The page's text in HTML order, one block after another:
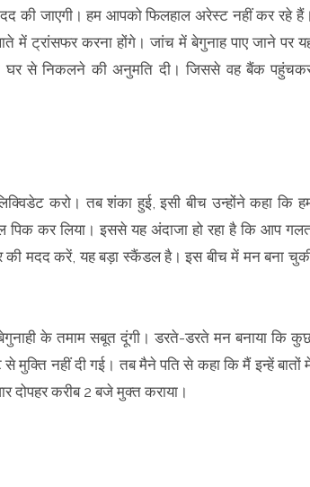
की जाएगी। हम आपको फिलहाल अरेस्ट नहीं कर रहे हैं।
में ट्रांसफर करना होंगे। जांच में बेगुनाह पाए जाने पर
घर से निकलने की अनुमति दी। जिससे वह बैंक
करो। तब शंका हुई, इसी बीच उन्होंने कहा कि
कर लिया। इससे यह अंदाजा हो रहा है कि आप
की मदद करें, यह बड़ा स्कैंडल है। इस बीच में मन बना
के तमाम सबूत दूंगी। डरते-डरते मन बनाया कि
नहीं दी गई। तब मैने पति से कहा कि मैं इन्हें बातों
दोपहर करीब 2 बजे मुक्त कराया।